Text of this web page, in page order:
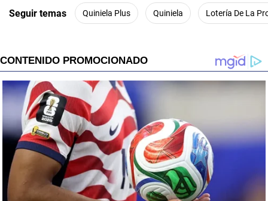
Seguir temas Quiniela Plus Quiniela Lotería De La